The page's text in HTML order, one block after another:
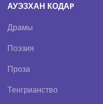
АУЭЗХАН КОДАP
Драмы
Поэзия
Проза
Тенгрианство